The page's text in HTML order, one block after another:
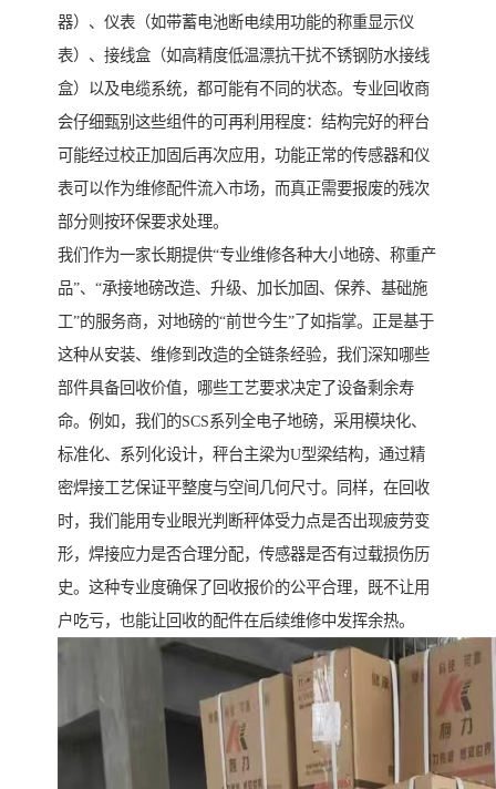
器）、仪表（如带蓄电池断电续用功能的称重显示仪
表）、接线盒（如高精度低温漂抗干扰不锈钢防水接线
盒）以及电缆系统，都可能有不同的状态。专业回收商
会仔细甄别这些组件的可再利用程度：结构完好的秤台
可能经过校正加固后再次应用，功能正常的传感器和仪
表可以作为维修配件流入市场，而真正需要报废的残次
部分则按环保要求处理。
我们作为一家长期提供“专业维修各种大小地磅、称重产
品”、“承接地磅改造、升级、加长加固、保养、基础施
工”的服务商，对地磅的“前世今生”了如指掌。正是基于
这种从安装、维修到改造的全链条经验，我们深知哪些
部件具备回收价值，哪些工艺要求决定了设备剩余寿
命。例如，我们的SCS系列全电子地磅，采用模块化、
标准化、系列化设计，秤台主梁为U型梁结构，通过精
密焊接工艺保证平整度与空间几何尺寸。同样，在回收
时，我们能用专业眼光判断秤体受力点是否出现疲劳变
形，焊接应力是否合理分配，传感器是否有过载损伤历
史。这种专业度确保了回收报价的公平合理，既不让用
户吃亏，也能让回收的配件在后续维修中发挥余热。